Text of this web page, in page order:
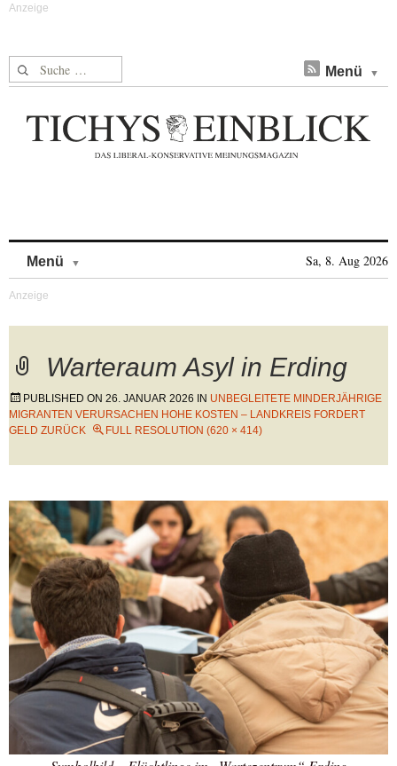
Suche nach: Menü
Menü Sa, 8. Aug 2026
Warteraum Asyl in Erding
PUBLISHED ON 26. JANUAR 2026 IN UNBEGLEITETE MINDERJÄHRIGE
MIGRANTEN VERURSACHEN HOHE KOSTEN – LANDKREIS FORDERT
GELD ZURÜCK
FULL RESOLUTION (620 × 414)